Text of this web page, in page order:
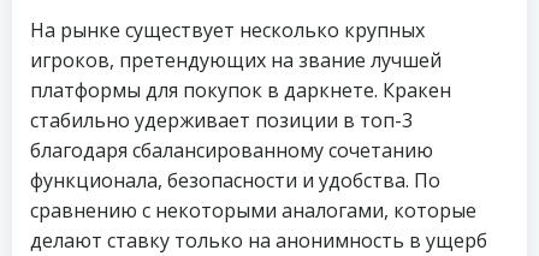
На рынке существует несколько крупных
игроков, претендующих на звание лучшей
платформы для покупок в даркнете. Кракен
стабильно удерживает позиции в топ-3
благодаря сбалансированному сочетанию
функционала, безопасности и удобства. По
сравнению с некоторыми аналогами, которые
делают ставку только на анонимность в ущерб